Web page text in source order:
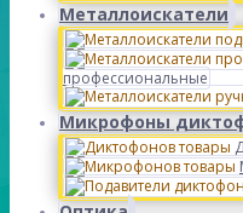
Металлоискатели
профессиональные
Микрофоны